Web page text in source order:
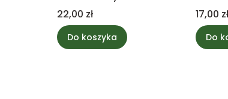
Cena
22,00 zł
Do koszyka
Cena
17,00 zł
Do